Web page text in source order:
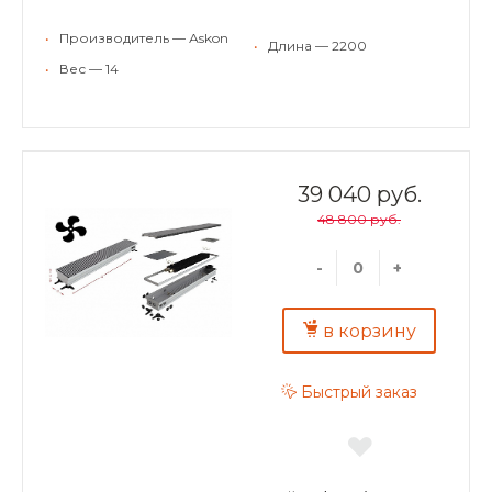
применяться для холодного кондиционирования.
Конвекторы АСКОН рекомендуются для отопления
самостоятельного или дополнительного источника
тепла. Преимущества внутрипольных конвекторов
ASKON: экономия энергии и высокая динамика
отопления; повышенная теплоотдача и
экологичность – корпус и декоративная решетка из
алюминия; надежность – теплообменник из
алюминиевого листа толщиной 0,5 мм;
долговечность – труба теплообменника
изготовлена из меди, D15 мм, толщина стенки 1мм.
•
Производитель — Аskon
•
Вес — 14
• Длина — 2200
39 040 руб.
48 800 руб.
- +
в корзину
Быстрый заказ